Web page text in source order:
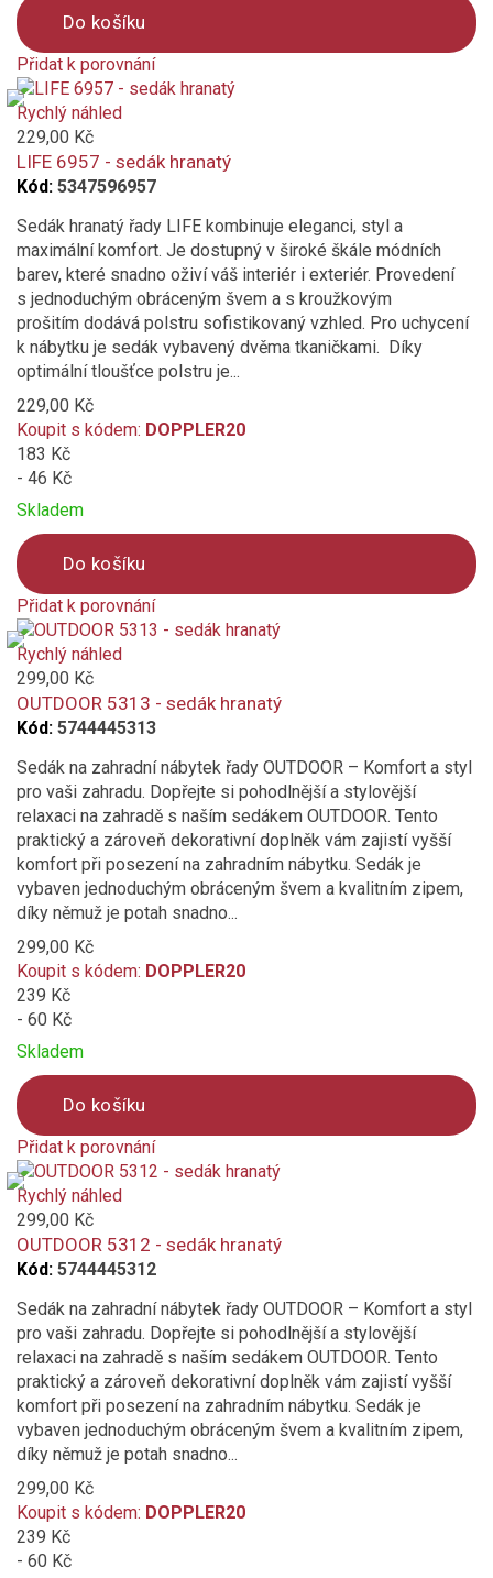
Do košíku
Přidat k porovnání
Product
is
added
to
compare
Rychlý náhled
229,00 Kč
LIFE 6957 - sedák hranatý
Kód: 5347596957
Sedák hranatý řady LIFE kombinuje eleganci, styl a
maximální komfort. Je dostupný v široké škále módních
barev, které snadno oživí váš interiér i exteriér. Provedení
s jednoduchým obráceným švem a s kroužkovým
prošitím dodává polstru sofistikovaný vzhled. Pro uchycení
k nábytku je sedák vybavený dvěma tkaničkami. Díky
optimální tloušťce polstru je...
229,00 Kč
Koupit s kódem: DOPPLER20
183 Kč
- 46 Kč
Skladem
Do košíku
Přidat k porovnání
Product
is
added
to
compare
Rychlý náhled
299,00 Kč
OUTDOOR 5313 - sedák hranatý
Kód: 5744445313
Sedák na zahradní nábytek řady OUTDOOR – Komfort a styl
pro vaši zahradu. Dopřejte si pohodlnější a stylovější
relaxaci na zahradě s naším sedákem OUTDOOR. Tento
praktický a zároveň dekorativní doplněk vám zajistí vyšší
komfort při posezení na zahradním nábytku. Sedák je
vybaven jednoduchým obráceným švem a kvalitním zipem,
díky němuž je potah snadno...
299,00 Kč
Koupit s kódem: DOPPLER20
239 Kč
- 60 Kč
Skladem
Do košíku
Přidat k porovnání
Product
is
added
to
compare
Rychlý náhled
299,00 Kč
OUTDOOR 5312 - sedák hranatý
Kód: 5744445312
Sedák na zahradní nábytek řady OUTDOOR – Komfort a styl
pro vaši zahradu. Dopřejte si pohodlnější a stylovější
relaxaci na zahradě s naším sedákem OUTDOOR. Tento
praktický a zároveň dekorativní doplněk vám zajistí vyšší
komfort při posezení na zahradním nábytku. Sedák je
vybaven jednoduchým obráceným švem a kvalitním zipem,
díky němuž je potah snadno...
299,00 Kč
Koupit s kódem: DOPPLER20
239 Kč
- 60 Kč